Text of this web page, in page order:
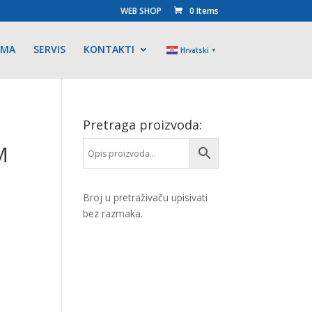
WEB SHOP 0 Items
SERVIS KONTAKTI Hrvatski ▼
Pretraga proizvoda:
Broj u pretraživaču upisivati
bez razmaka.